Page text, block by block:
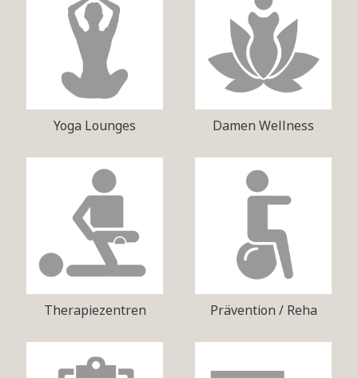
Yoga Lounges Damen Wellness
Therapiezentren Prävention / Reha